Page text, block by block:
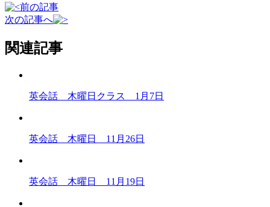
前の記事
次の記事へ
関連記事
英会話 木曜日クラス 1月7日
英会話 木曜日 11月26日
英会話 木曜日 11月19日